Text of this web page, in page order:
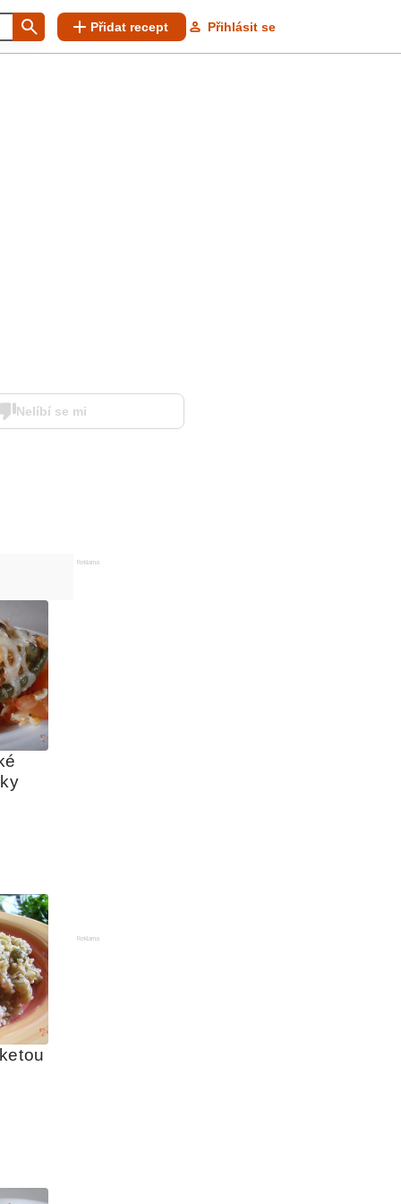
Přidat recept Přihlásit se
Nelíbí se mi
Reklama
Reklama